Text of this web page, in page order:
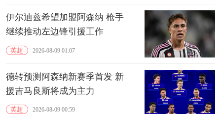
伊尔迪兹希望加盟阿森纳 枪手
继续推动左边锋引援工作
英超 2026-08-09 01:07
德转预测阿森纳新赛季首发 新
援吉马良斯将成为主力
英超 2026-08-09 00:59